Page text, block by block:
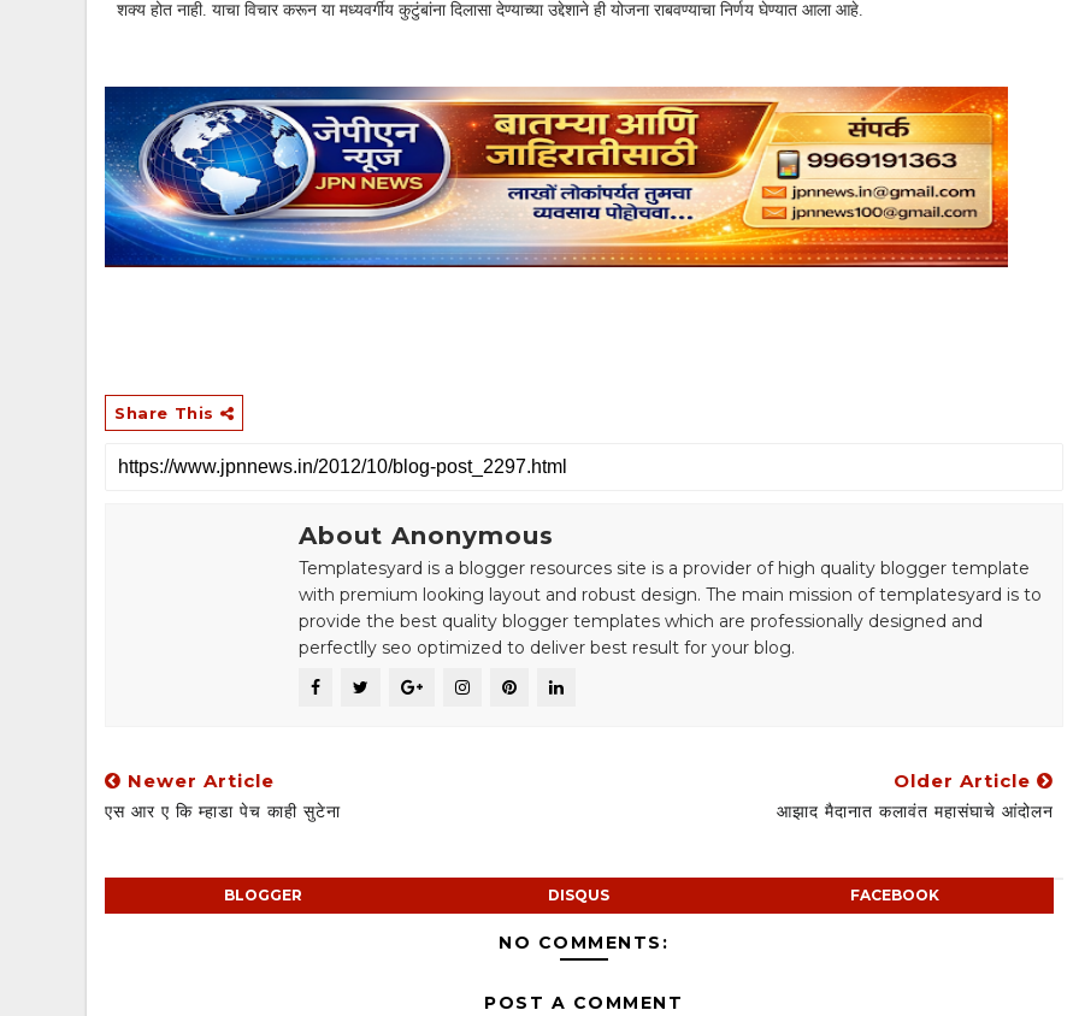
शक्य होत नाही. याचा विचार करून या मध्यवर्गीय कुटुंबांना दिलासा देण्याच्या उद्देशाने ही योजना राबवण्याचा निर्णय घेण्यात आला आहे.
Share This
About Anonymous
Templatesyard is a blogger resources site is a provider of high quality blogger template
with premium looking layout and robust design. The main mission of templatesyard is to
provide the best quality blogger templates which are professionally designed and
perfectlly seo optimized to deliver best result for your blog.
Newer Article
एस आर ए कि म्हाडा पेच काही सुटेना
Older Article
आझाद मैदानात कलावंत महासंघाचे आंदोलन
BLOGGER DISQUS FACEBOOK
NO COMMENTS:
POST A COMMENT